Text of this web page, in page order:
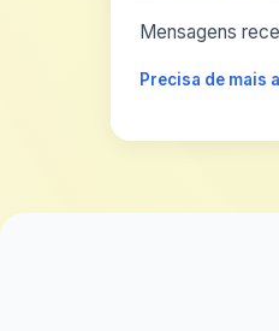
Mensagens
Precisa de mais